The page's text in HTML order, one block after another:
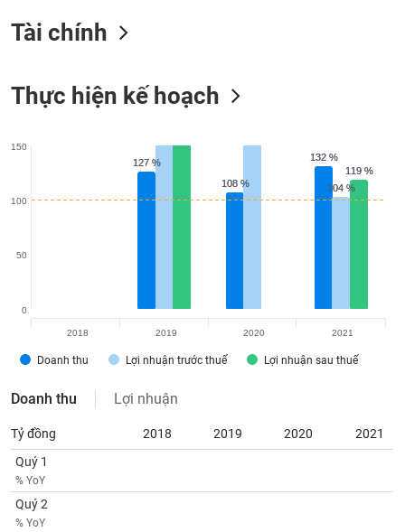
Tài chính
Thực hiện kế hoạch
127 %
127 %
108 %
108 %
132 %
132 %
104 %
104 %
119 %
119 %
Doanh thu Lợi nhuận trước thuế Lợi nhuận sau thuế
0
50
100
150
2018 2019 2020 2021
Doanh thu Lợi nhuận
Tỷ đồng 2018 2019 2020
2021
Quý 1
% YoY
Quý 2
% YoY
THÔNG
BẤT
SẢN
Mã
chứng
khoán
(-)